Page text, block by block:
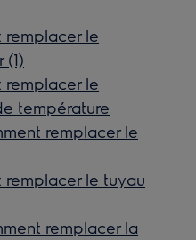
le
le
température
remplacer le
le tuyau
remplacer la